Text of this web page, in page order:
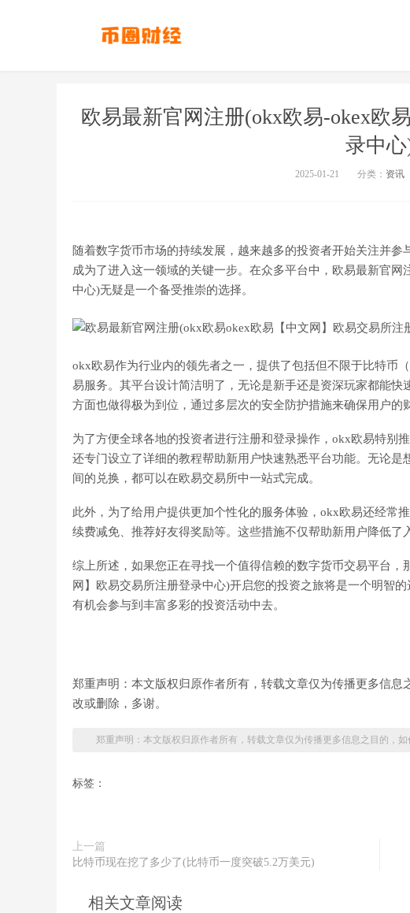
欧易最新官网注册(okx欧易-okex欧
录中
2025-01-21 分类： 资讯
随着数字货币市场的持续发展，越来越多的投资者开始关注并
成为了进入这一领域的关键一步。在众多平台中，欧易最新官
中心)无疑是一个备受推崇的选择。
okx欧易作为行业内的领先者之一，提供了包括但不限于比特币
易服务。其平台设计简洁明了，无论是新手还是资深玩家都能
方面也做得极为到位，通过多层次的安全防护措施来确保用户的
为了方便全球各地的投资者进行注册和登录操作，okx欧易特别
还专门设立了详细的教程帮助新用户快速熟悉平台功能。无论
间的兑换，都可以在欧易交易所中一站式完成。
此外，为了给用户提供更加个性化的服务体验，okx欧易还经常
续费减免、推荐好友得奖励等。这些措施不仅帮助新用户降低了
综上所述，如果您正在寻找一个值得信赖的数字货币交易平台
网】欧易交易所注册登录中心)开启您的投资之旅将是一个明智
有机会参与到丰富多彩的投资活动中去。
郑重声明：本文版权归原作者所有，转载文章仅为传播更多信
改或删除，多谢。
郑重声明：本文版权归原作者所有，转载文章仅为传播更多信息之目的，
标签：
上一篇
比特币现在挖了多少了(比特币一度突破5.2万美元)
相关文章阅读